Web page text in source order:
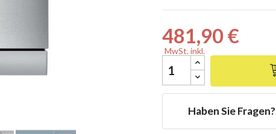
481,90 €
MwSt. inkl.
Haben Sie Fragen?